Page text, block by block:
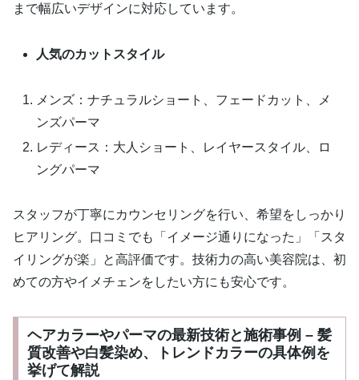
まで幅広いデザインに対応しています。
人気のカットスタイル
メンズ：ナチュラルショート、フェードカット、メ
ンズパーマ
レディース：大人ショート、レイヤースタイル、ロ
ングパーマ
スタッフが丁寧にカウンセリングを行い、希望をしっかり
ヒアリング。口コミでも「イメージ通りになった」「スタ
イリングが楽」と高評価です。技術力の高い美容院は、初
めての方やイメチェンをしたい方にも安心です。
ヘアカラーやパーマの最新技術と施術事例 – 髪
質改善や白髪染め、トレンドカラーの具体例を
挙げて解説